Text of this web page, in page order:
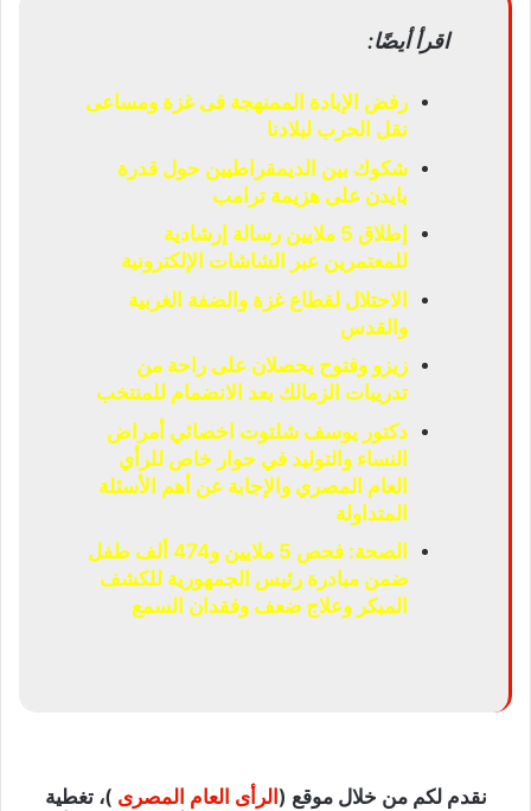
اقرأ أيضًا:
رفض الإبادة الممنهجة فى غزة ومساعى
نقل الحرب لبلادنا
شكوك بين الديمقراطيين حول قدرة
بايدن على هزيمة ترامب
إطلاق 5 ملايين رسالة إرشادية
للمعتمرين عبر الشاشات الإلكترونية
الاحتلال لقطاع غزة والضفة الغربية
والقدس
زيزو وفتوح يحصلان على راحة من
تدريبات الزمالك بعد الانضمام للمنتخب
دكتور يوسف شلتوت اخصائي أمراض
النساء والتوليد في حوار خاص للرأي
العام المصري والإجابة عن أهم الأسئلة
المتداولة
الصحة: فحص 5 ملايين و474 ألف طفل
ضمن مبادرة رئيس الجمهورية للكشف
المبكر وعلاج ضعف وفقدان السمع
نقدم لكم من خلال موقع ( الرأى العام المصرى )، تغطية